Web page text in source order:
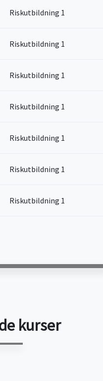
Riskutbildning 1
Riskutbildning 1
Riskutbildning 1
Riskutbildning 1
Riskutbildning 1
Riskutbildning 1
Riskutbildning 1
kurser